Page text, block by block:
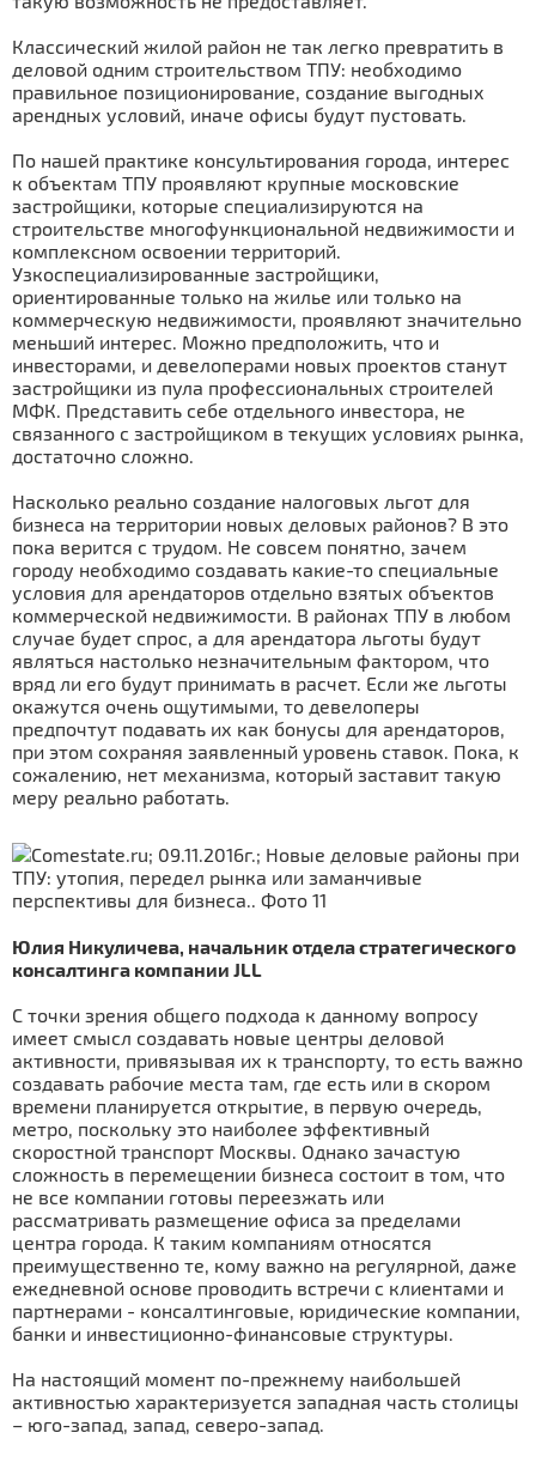
Классический жилой район не так легко превратить в
деловой одним строительством ТПУ: необходимо
правильное позиционирование, создание выгодных
арендных условий, иначе офисы будут пустовать.
По нашей практике консультирования города, интерес
к объектам ТПУ проявляют крупные московские
застройщики, которые специализируются на
строительстве многофункциональной недвижимости и
комплексном освоении территорий.
Узкоспециализированные застройщики,
ориентированные только на жилье или только на
коммерческую недвижимости, проявляют значительно
меньший интерес. Можно предположить, что и
инвесторами, и девелоперами новых проектов станут
застройщики из пула профессиональных строителей
МФК. Представить себе отдельного инвестора, не
связанного с застройщиком в текущих условиях рынка,
достаточно сложно.
Насколько реально создание налоговых льгот для
бизнеса на территории новых деловых районов? В это
пока верится с трудом. Не совсем понятно, зачем
городу необходимо создавать какие-то специальные
условия для арендаторов отдельно взятых объектов
коммерческой недвижимости. В районах ТПУ в любом
случае будет спрос, а для арендатора льготы будут
являться настолько незначительным фактором, что
вряд ли его будут принимать в расчет. Если же льготы
окажутся очень ощутимыми, то девелоперы
предпочтут подавать их как бонусы для арендаторов,
при этом сохраняя заявленный уровень ставок. Пока, к
сожалению, нет механизма, который заставит такую
меру реально работать.
Юлия Никуличева, начальник отдела стратегического
консалтинга компании JLL
С точки зрения общего подхода к данному вопросу
имеет смысл создавать новые центры деловой
активности, привязывая их к транспорту, то есть важно
создавать рабочие места там, где есть или в скором
времени планируется открытие, в первую очередь,
метро, поскольку это наиболее эффективный
скоростной транспорт Москвы. Однако зачастую
сложность в перемещении бизнеса состоит в том, что
не все компании готовы переезжать или
рассматривать размещение офиса за пределами
центра города. К таким компаниям относятся
преимущественно те, кому важно на регулярной, даже
ежедневной основе проводить встречи с клиентами и
партнерами - консалтинговые, юридические компании,
банки и инвестиционно-финансовые структуры.
На настоящий момент по-прежнему наибольшей
активностью характеризуется западная часть столицы
– юго-запад, запад, северо-запад.